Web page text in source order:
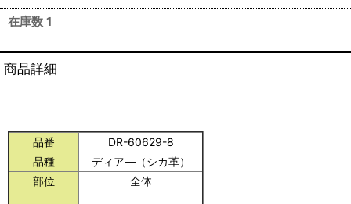
在庫数 1
商品詳細
品番
DR-60629-8
品種
ディア―（シカ革）
部位
全体